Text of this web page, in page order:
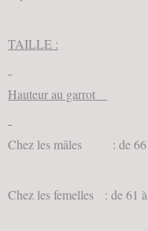
TAILLE :
Hauteur au garrot
Chez les mâles : de 66
Chez les femelles : de 61 à